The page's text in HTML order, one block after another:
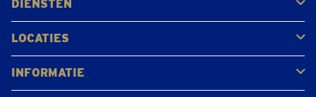
Gerpinnes
Rue de la blanche borne 2C
Geopend
• Sluit om 17:30
Bel 071499059
DIENSTEN
Kopen
Verkopen
Veilen
LOCATIES
Antwerpen
Brugge
Kapellen
Leuven
Mol
Schilde
Sint-Niklaas
Bekijk alle locaties
INFORMATIE
Veelgestelde vragen
Klantbeoordelingen